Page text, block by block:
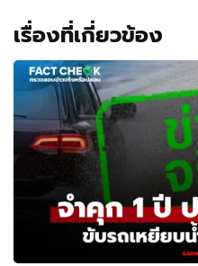
เรื่องที่เกี่ยวข้อง